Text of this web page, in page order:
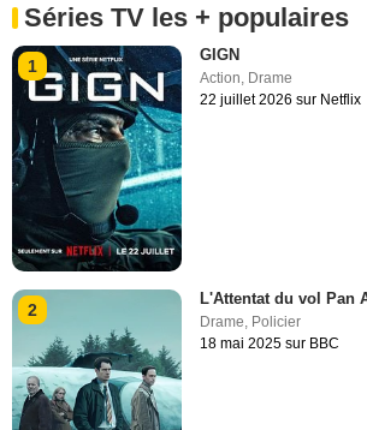
Séries TV les + populaires
1
GIGN
Action Drame
22 juillet 2026 sur Netflix
2
L'Attentat du vol Pan
Drame, Policier
18 mai 2025 sur BBC